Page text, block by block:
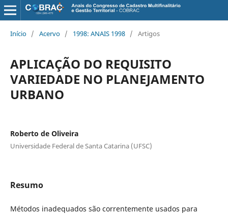
Início / Acervo / 1998: ANAIS 1998 / Artigos
APLICAÇÃO DO REQUISITO
VARIEDADE NO PLANEJAMENTO
URBANO
Roberto de Oliveira
Universidade Federal de Santa Catarina (UFSC)
Resumo
Métodos inadequados são correntemente usados para